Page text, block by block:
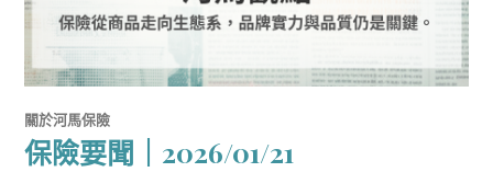
關於河馬保險
保險要聞｜2026/01/21